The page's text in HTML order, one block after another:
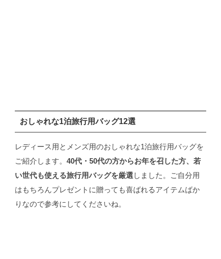
おしゃれな1泊旅行用バッグ12選
レディース用とメンズ用のおしゃれな1泊旅行用バッグを
ご紹介します。 40代・50代の方からお年を召した方、若
い世代も使える旅行用バッグを厳選 しました。ご自分用
はもちろんプレゼントに贈っても喜ばれるアイテムばか
りなので参考にしてくださいね。